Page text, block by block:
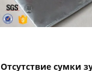
Отсутствие сумки